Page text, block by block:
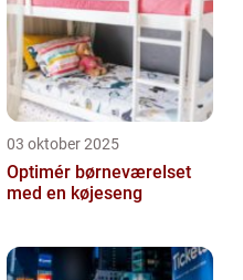
03 oktober 2025
Optimér børneværelset
med en køjeseng